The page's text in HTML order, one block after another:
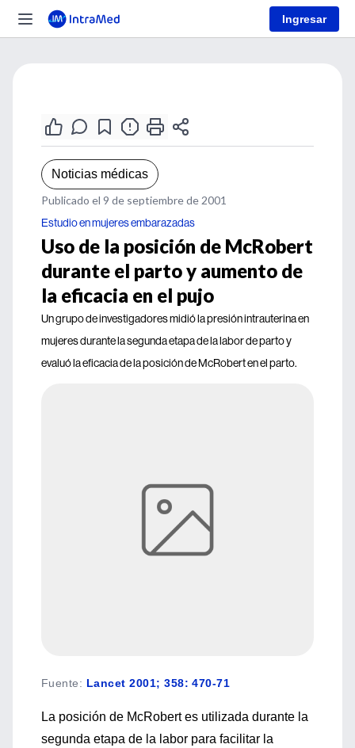
Ingresar
Noticias médicas
Publicado el 9 de septiembre de 2001
Estudio en mujeres embarazadas
Uso de la posición de McRobert
durante el parto y aumento de
la eficacia en el pujo
Un grupo de investigadores midió la presión intrauterina en
mujeres durante la segunda etapa de la labor de parto y
evaluó la eficacia de la posición de McRobert en el parto.
Fuente: Lancet 2001; 358: 470-71
La posición de McRobert es utilizada durante la
segunda etapa de la labor para facilitar la